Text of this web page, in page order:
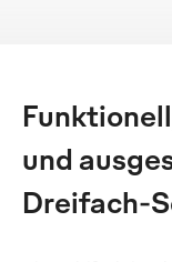
und
Dreifach-